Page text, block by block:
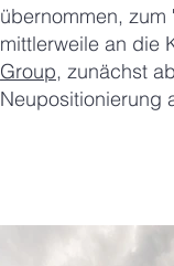
übernommen,
mittlerweile an die
Group, zunächst
Neupositionierung